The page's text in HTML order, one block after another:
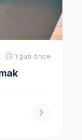
1 gün önce